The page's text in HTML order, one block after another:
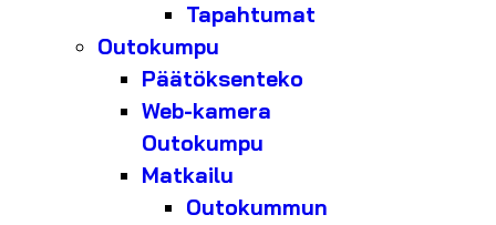
Tapahtumat
Outokumpu
Päätöksenteko
Web-kamera
Outokumpu
Matkailu
Outokummun